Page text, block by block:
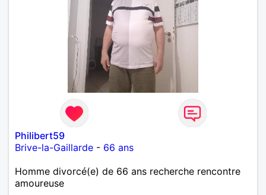
Philibert59
Brive-la-Gaillarde - 66 ans
Homme divorcé(e) de 66 ans recherche rencontre
amoureuse